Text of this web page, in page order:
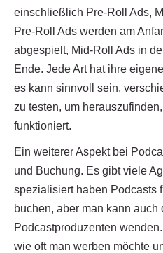
einschließlich Pre-Roll Ads,
Pre-Roll Ads werden am
abgespielt, Mid-Roll Ads in
Ende. Jede Art hat ihre
es kann sinnvoll sein,
zu testen, um
funktioniert.
Ein weiterer Aspekt bei
und Buchung. Es gibt viele
spezialisiert haben Podcasts
buchen, aber man kann auch
Podcastproduzenten
wie oft man werben möchte